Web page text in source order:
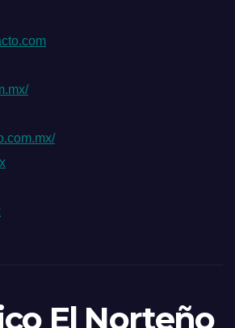
El Norteño